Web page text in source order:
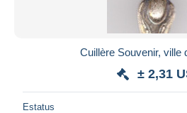
Cuillère Souvenir, ville
± 2,31
Estatus